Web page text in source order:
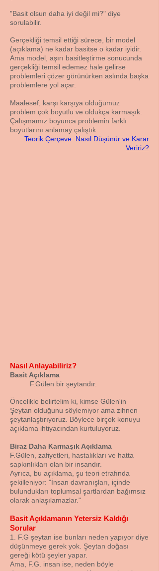
"Basit olsun daha iyi değil mi?" diye
sorulabilir.
Gerçekliği temsil ettiği sürece, bir model
(açıklama) ne kadar basitse o kadar iyidir.
Ama model, aşırı basitleştirme sonucunda
gerçekliği temsil edemez hale gelirse
problemleri çözer görünürken aslında başka
problemlere yol açar.
Maalesef, karşı karşıya olduğumuz
problem çok boyutlu ve oldukça karmaşık.
Çalışmamız boyunca problemin farklı
boyutlarını anlamay çalıştık.
Teorik Çerçeve: Nasıl Düşünür ve Karar
Veririz?
Nasıl Anlayabiliriz?
Basit Açıklama
F.Gülen bir şeytandır.
Öncelikle belirtelim ki, kimse Gülen'in
Şeytan olduğunu söylemiyor ama zihnen
şeytanlaştırıyoruz. Böylece birçok konuyu
açıklama ihtiyacından kurtuluyoruz.
Biraz Daha Karmaşık Açıklama
F.Gülen, zafiyetleri, hastalıkları ve hatta
sapkınlıkları olan bir insandır.
Ayrıca, bu açıklama, şu teori etrafında
şekilleniyor: "İnsan davranışları, içinde
bulundukları toplumsal şartlardan bağımsız
olarak anlaşılamazlar."
Basit Açıklamanın Yetersiz Kaldığı
Sorular
1. F.G şeytan ise bunları neden yapıyor diye
düşünmeye gerek yok. Şeytan doğası
gereği kötü şeyler yapar.
Ama, F.G. insan ise, neden böyle